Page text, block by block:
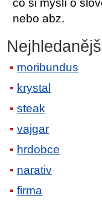
co si myslí o
nebo abz.
moribundus
krystal
steak
vajgar
hrdobce
narativ
firma